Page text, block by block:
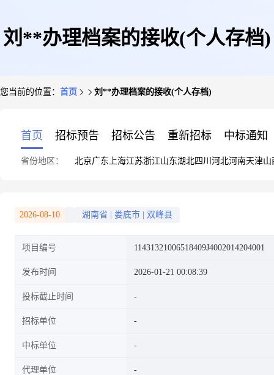
刘**办理档案的接收(个人存档)
您当前的位置： 首页 刘**办理档案的接收(个人存档)
首页 招标预告 招标公告 重新招标 中标通知
省份地区： 北京广东 上海江苏浙江山东湖北四川 河北河南天津山
2026-08-10 湖南省 娄底市 双峰县
项目编号 11431321006518409J4002014204001
发布时间 2026-01-21 00:08:39
投标截止时间
招标单位
中标单位
代理单位